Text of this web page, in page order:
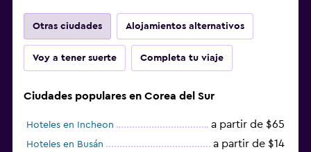
Otras ciudades Alojamientos alternativos
Voy a tener suerte Completa tu viaje
Ciudades populares en Corea del Sur
Hoteles en Incheon a partir de $65
Hoteles en Busán a partir de $14